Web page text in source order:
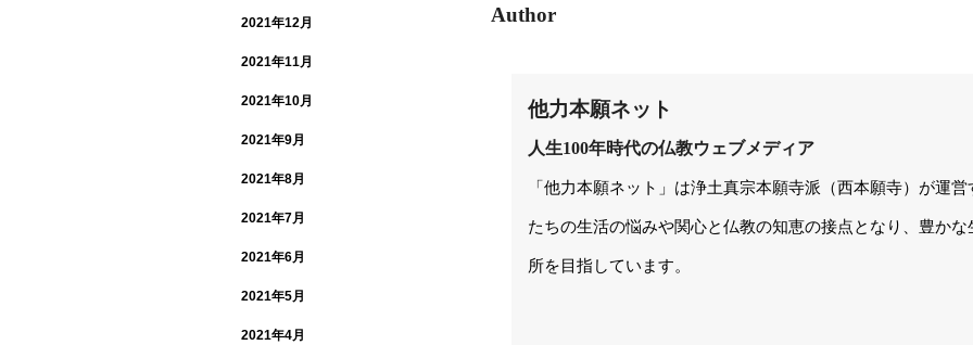
Author
他力本願ネット
人生100年時代の仏教ウェブメディア
「他力本願ネット」は浄土真宗本願寺派（西本願寺）が運
たちの生活の悩みや関心と仏教の知恵の接点となり、豊か
所を目指しています。
2021年12月
2021年11月
2021年10月
2021年9月
2021年8月
2021年7月
2021年6月
2021年5月
2021年4月